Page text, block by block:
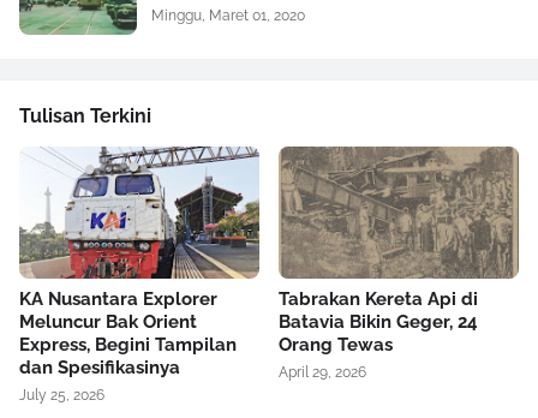
Minggu, Maret 01, 2020
Tulisan Terkini
KA Nusantara Explorer
Meluncur Bak Orient
Express, Begini Tampilan
dan Spesifikasinya
July 25, 2026
Tabrakan Kereta Api di
Batavia Bikin Geger, 24
Orang Tewas
April 29, 2026